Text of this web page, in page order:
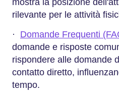
mostra la posizione
rilevante per le attività
· Domande Frequenti
domande e risposte
rispondere alle domande
contatto diretto,
tempo.